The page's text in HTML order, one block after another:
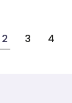
2 3 4